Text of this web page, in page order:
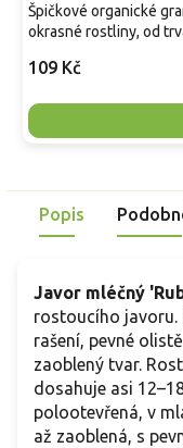
109 Kč
Špičkové organické
okrasné rostliny, od
Popis
Javor mléčný
rostoucího javoru.
rašení, pevné
zaoblený tvar.
dosahuje asi
polootevřená, v
až zaoblená, s